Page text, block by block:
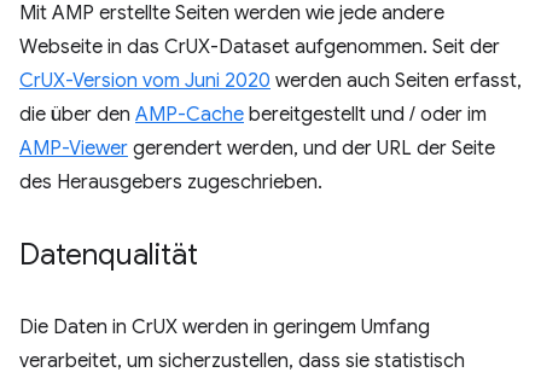
Mit AMP erstellte Seiten werden wie jede andere
Webseite in das CrUX-Dataset aufgenommen. Seit der
CrUX-Version vom Juni 2020 werden auch Seiten erfasst,
die über den AMP-Cache bereitgestellt und / oder im
AMP-Viewer gerendert werden, und der URL der Seite
des Herausgebers zugeschrieben.
Datenqualität
Die Daten in CrUX werden in geringem Umfang
verarbeitet, um sicherzustellen, dass sie statistisch